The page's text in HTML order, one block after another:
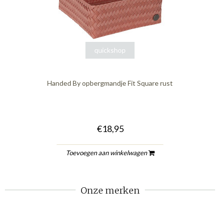
quickshop
Handed By opbergmandje Fit Square rust
€18,95
Toevoegen aan winkelwagen
Onze merken